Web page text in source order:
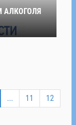
АЛКОГОЛЯ
... 11 12